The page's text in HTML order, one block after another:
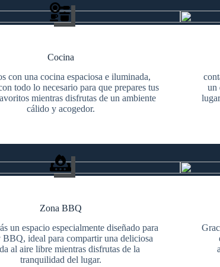
Cocina
con una cocina espaciosa e iluminada,
todo lo necesario para que prepares tus
mientras disfrutas de un ambiente
cálido y acogedor.
un
Zona BBQ
un espacio especialmente diseñado para
BBQ, ideal para compartir una deliciosa
al aire libre mientras disfrutas de la
tranquilidad del lugar.